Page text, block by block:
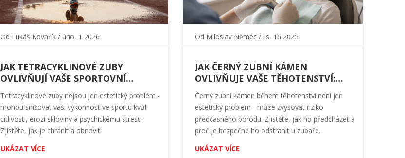
Od Lukáš Kovařík / úno, 1 2026
JAK TETRACYKLINOVÉ ZUBY
OVLIVŇUJÍ VAŠE SPORTOVNÍ
VÝKONY
Tetracyklinové zuby nejsou jen estetický problém -
mohou snižovat vaši výkonnost ve sportu kvůli
citlivosti, erozi skloviny a psychickému stresu.
Zjistěte, jak je chránit a obnovit.
UKÁZAT VÍCE
Od Miloslav Němec / lis, 16 2025
JAK ČERNÝ ZUBNÍ KÁMEN
OVLIVŇUJE VAŠE TĚHOTENSTVÍ:
RIZIKA A CO S TÍM DĚLAT
Černý zubní kámen během těhotenství není jen
estetický problém - může zvyšovat riziko
předčasného porodu. Zjistěte, jak ho předcházet a
proč je bezpečné ho odstranit u zubaře.
UKÁZAT VÍCE